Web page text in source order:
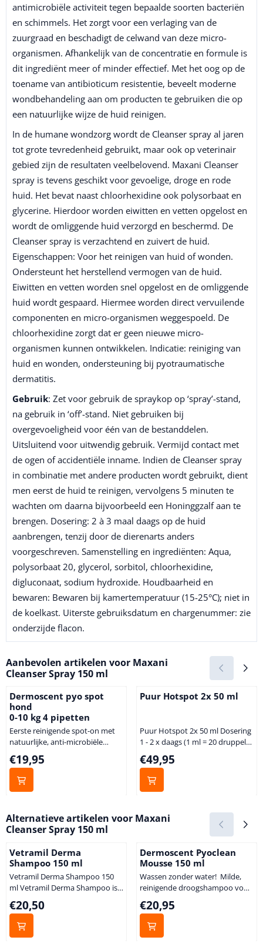
antimicrobiële activiteit tegen bepaalde soorten bacteriën
en schimmels. Het zorgt voor een verlaging van de
zuurgraad en beschadigt de celwand van deze micro-
organismen. Afhankelijk van de concentratie en formule is
dit ingrediënt meer of minder effectief. Met het oog op de
toename van antibioticum resistentie, beveelt moderne
wondbehandeling aan om producten te gebruiken die op
een natuurlijke wijze de huid reinigen.
In de humane wondzorg wordt de Cleanser spray al jaren
tot grote tevredenheid gebruikt, maar ook op veterinair
gebied zijn de resultaten veelbelovend. Maxani Cleanser
spray is tevens geschikt voor gevoelige, droge en rode
huid. Het bevat naast chloorhexidine ook polysorbaat en
glycerine. Hierdoor worden eiwitten en vetten opgelost en
wordt de omliggende huid verzorgd en beschermd. De
Cleanser spray is verzachtend en zuivert de huid.
Eigenschappen: Voor het reinigen van huid of wonden.
Ondersteunt het herstellend vermogen van de huid.
Eiwitten en vetten worden snel opgelost en de omliggende
huid wordt gespaard. Hiermee worden direct vervuilende
componenten en micro-organismen weggespoeld. De
chloorhexidine zorgt dat er geen nieuwe micro-
organismen kunnen ontwikkelen. Indicatie: reiniging van
huid en wonden, ondersteuning bij pyotraumatische
dermatitis.
Gebruik: Zet voor gebruik de spraykop op ‘spray’-stand,
na gebruik in ‘off’-stand. Niet gebruiken bij
overgevoeligheid voor één van de bestanddelen.
Uitsluitend voor uitwendig gebruik. Vermijd contact met
de ogen of accidentiële inname. Indien de Cleanser spray
in combinatie met andere producten wordt gebruikt, dient
men eerst de huid te reinigen, vervolgens 5 minuten te
wachten om daarna bijvoorbeeld een Honinggzalf aan te
brengen. Dosering: 2 à 3 maal daags op de huid
aanbrengen, tenzij door de dierenarts anders
voorgeschreven. Samenstelling en ingrediënten: Aqua,
polysorbaat 20, glycerol, sorbitol, chloorhexidine,
digluconaat, sodium hydroxide. Houdbaarheid en
bewaren: Bewaren bij kamertemperatuur (15-25°C); niet in
de koelkast. Uiterste gebruiksdatum en chargenummer: zie
onderzijde flacon.
Aanbevolen artikelen voor Maxani
Cleanser Spray 150 ml
Dermoscent pyo spot
hond
0-10 kg 4 pipetten
Eerste reinigende spot-on met
natuurlijke, anti-microbiële
ingrediënten. Reinigt, hydrateert
en zorgt voor een evenwichtige
huidflora. Helpt de
beschermende barrièrefunctie
recidiverende huidinfecties.
Indicaties: terugkerende
Malassezia dermatitis).
Prijs: 19,95
€19,95
Puur Hotspot 2x 50 ml
Puur Hotspot 2x 50 ml Dosering
1 - 2 x daags (1 ml = 20 druppels)
Hond 10 - 15 druppels Kat 3 -
5 druppels Goed schudden voor
gebruik Indien het in de praktijk
lastig is om dit product
of 1 keer per 2 dagen. Geef dan
Prijs: 49,95
€49,95
Alternatieve artikelen voor Maxani
Cleanser Spray 150 ml
Vetramil Derma
Shampoo 150 ml
Vetramil Derma Shampoo 150
ml Vetramil Derma Shampoo is
speciaal ontwikkeld voor
honden met een geprikkelde
huid. De pH waarde van de
shampoo is afgestemd op
Prijs: 20,50
€20,50
Dermoscent Pyoclean
Mousse 150 ml
Wassen zonder water! Milde,
reinigende droogshampoo voor
honden en katten die lijden aan
huidinfecties, pyodermie en
Malassezia dermatitis.
Prijs: 20,95
€20,95